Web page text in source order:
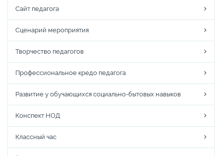
Сайт педагога
Сценарий мероприятия
Творчество педагогов
Профессиональное кредо педагога
Развитие у обучающихся социально-бытовых навыков
Конспект НОД
Классный час